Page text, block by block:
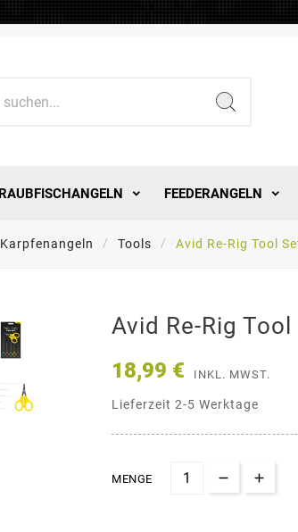
RAUBFISCHANGELN FEEDERANGELN
Karpfenangeln Tools Avid Re-Rig Tool
Avid Re-Rig Tool
18,99 € INKL. MWST.
Lieferzeit 2-5 Werktage
MENGE